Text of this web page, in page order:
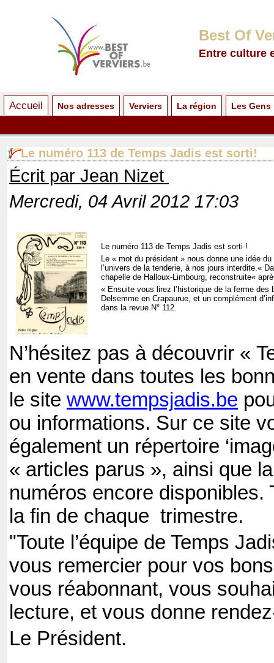
Best Of
Entre culture
Accueil Nos adresses Verviers La région Les Gens
Le numéro 113 de Temps Jadis est sorti!
Écrit par Jean Nizet
Mercredi, 04 Avril 2012 17:03
Le numéro 113 de Temps Jadis est sorti !
Le « mot du président » nous donne une idée
l’univers de la tenderie, à nos jours interdite.«
chapelle de Halloux-Limbourg, reconstruite«
« Ensuite vous lirez l’historique de la ferme
Delsemme en Crapaurue, et un complément
dans la revue N° 112.
N’hésitez pas à découvrir «
en vente dans toutes les
le site www.tempsjadis.be
ou informations. Sur ce site
également un répertoire
« articles parus », ainsi que
numéros encore disponibles.
la fin de chaque trimestre.
"Toute l’équipe de Temps
vous remercier pour vos
vous réabonnant, vous
lecture, et vous donne
Le Président.